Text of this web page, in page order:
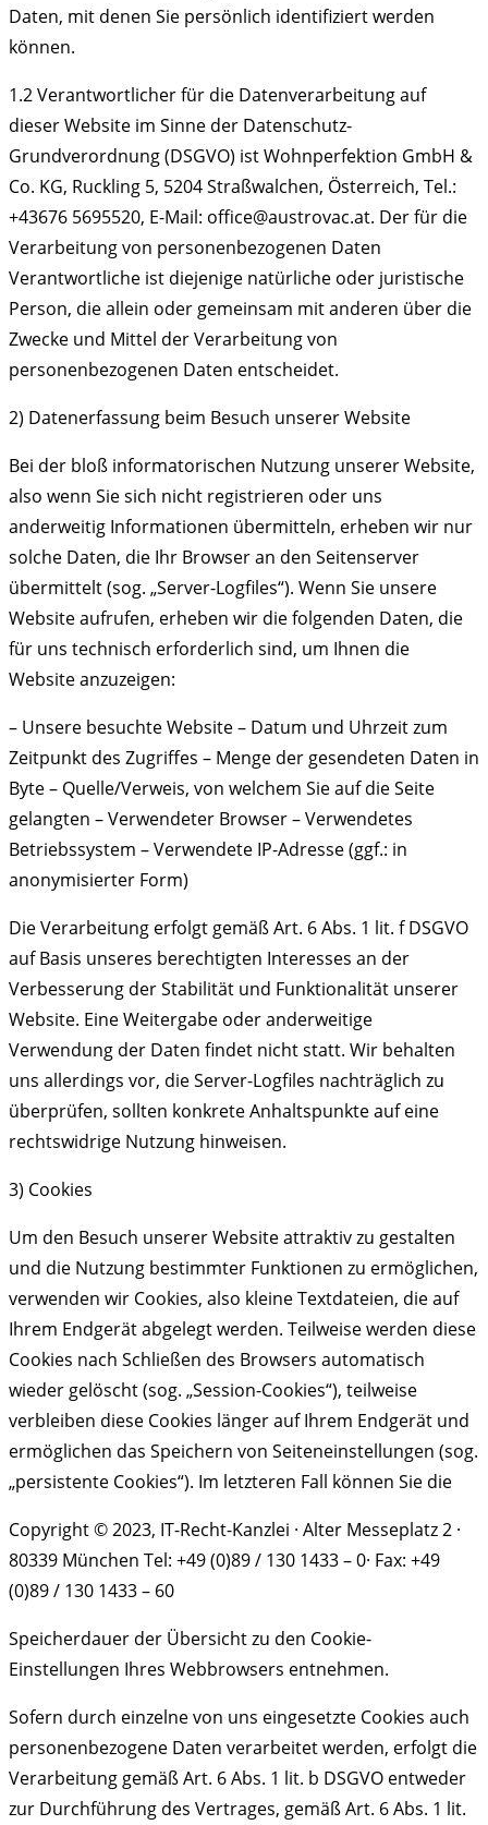
Daten, mit denen Sie persönlich identifiziert werden
können.
1.2 Verantwortlicher für die Datenverarbeitung auf
dieser Website im Sinne der Datenschutz-
Grundverordnung (DSGVO) ist Wohnperfektion GmbH &
Co. KG, Ruckling 5, 5204 Straßwalchen, Österreich, Tel.:
+43676 5695520, E-Mail: office@austrovac.at. Der für die
Verarbeitung von personenbezogenen Daten
Verantwortliche ist diejenige natürliche oder juristische
Person, die allein oder gemeinsam mit anderen über die
Zwecke und Mittel der Verarbeitung von
personenbezogenen Daten entscheidet.
2) Datenerfassung beim Besuch unserer Website
Bei der bloß informatorischen Nutzung unserer Website,
also wenn Sie sich nicht registrieren oder uns
anderweitig Informationen übermitteln, erheben wir nur
solche Daten, die Ihr Browser an den Seitenserver
übermittelt (sog. „Server-Logfiles“). Wenn Sie unsere
Website aufrufen, erheben wir die folgenden Daten, die
für uns technisch erforderlich sind, um Ihnen die
Website anzuzeigen:
– Unsere besuchte Website – Datum und Uhrzeit zum
Zeitpunkt des Zugriffes – Menge der gesendeten Daten in
Byte – Quelle/Verweis, von welchem Sie auf die Seite
gelangten – Verwendeter Browser – Verwendetes
Betriebssystem – Verwendete IP-Adresse (ggf.: in
anonymisierter Form)
Die Verarbeitung erfolgt gemäß Art. 6 Abs. 1 lit. f DSGVO
auf Basis unseres berechtigten Interesses an der
Verbesserung der Stabilität und Funktionalität unserer
Website. Eine Weitergabe oder anderweitige
Verwendung der Daten findet nicht statt. Wir behalten
uns allerdings vor, die Server-Logfiles nachträglich zu
überprüfen, sollten konkrete Anhaltspunkte auf eine
rechtswidrige Nutzung hinweisen.
3) Cookies
Um den Besuch unserer Website attraktiv zu gestalten
und die Nutzung bestimmter Funktionen zu ermöglichen,
verwenden wir Cookies, also kleine Textdateien, die auf
Ihrem Endgerät abgelegt werden. Teilweise werden diese
Cookies nach Schließen des Browsers automatisch
wieder gelöscht (sog. „Session-Cookies“), teilweise
verbleiben diese Cookies länger auf Ihrem Endgerät und
ermöglichen das Speichern von Seiteneinstellungen (sog.
„persistente Cookies“). Im letzteren Fall können Sie die
Copyright © 2023, IT-Recht-Kanzlei · Alter Messeplatz 2 ·
80339 München Tel: +49 (0)89 / 130 1433 – 0· Fax: +49
(0)89 / 130 1433 – 60
Speicherdauer der Übersicht zu den Cookie-
Einstellungen Ihres Webbrowsers entnehmen.
Sofern durch einzelne von uns eingesetzte Cookies auch
personenbezogene Daten verarbeitet werden, erfolgt die
Verarbeitung gemäß Art. 6 Abs. 1 lit. b DSGVO entweder
zur Durchführung des Vertrages, gemäß Art. 6 Abs. 1 lit.